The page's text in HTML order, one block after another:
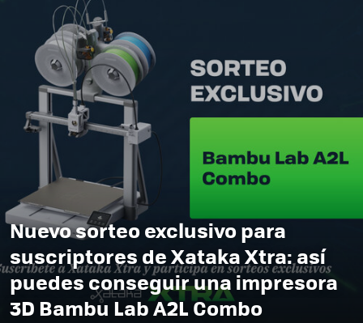
Nuevo sorteo exclusivo para
suscriptores de Xataka Xtra: así
puedes conseguir una impresora
3D Bambu Lab A2L Combo